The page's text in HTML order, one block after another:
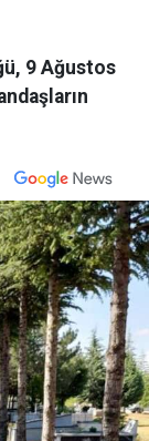
9 Ağustos